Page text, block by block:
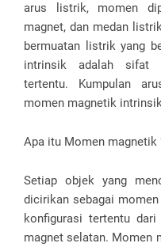
arus listrik, momen
magnet, dan medan
bermuatan listrik yang
intrinsik adalah sifat
tertentu. Kumpulan
momen magnetik
Apa itu Momen magnetik
Setiap objek yang
dicirikan sebagai
konfigurasi tertentu
magnet selatan. Momen